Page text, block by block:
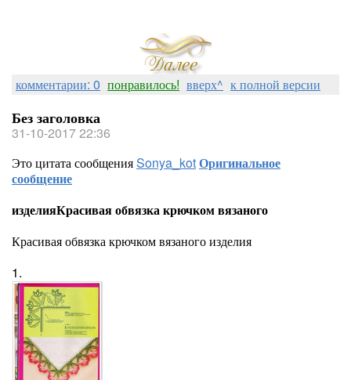
комментарии: 0 понравилось! вверх^ к полной версии
Без заголовка
31-10-2017 22:36
Это цитата сообщенияSonya_kotОригинальное
сообщение
изделияКрасивая обвязка крючком вязаного
Красивая обвязка крючком вязаного изделия
1.